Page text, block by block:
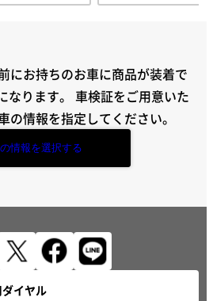
にお持ちのお車に商品が装着で
なります。 車検証をご用意いた
の情報を指定してください。
情報を選択する
イヤル